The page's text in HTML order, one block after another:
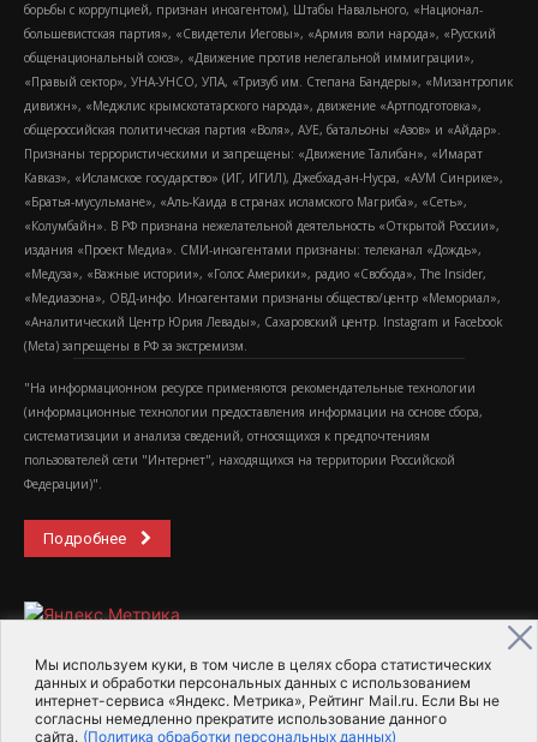
Мы используем куки, в том числе в целях сбора статистических
данных и обработки персональных данных с использованием
интернет-сервиса «Яндекс. Метрика», Рейтинг Mail.ru. Если Вы не
согласны немедленно прекратите использование данного
сайта. (Политика обработки персональных данных)
борьбы с коррупцией, признан иноагентом), Штабы Навального, «Национал-
большевистская партия», «Свидетели Иеговы», «Армия воли народа», «Русский
общенациональный союз», «Движение против нелегальной иммиграции»,
«Правый сектор», УНА-УНСО, УПА, «Тризуб им. Степана Бандеры», «Мизантропик
дивижн», «Меджлис крымскотатарского народа», движение «Артподготовка»,
общероссийская политическая партия «Воля», АУЕ, батальоны «Азов» и «Айдар».
Признаны террористическими и запрещены: «Движение Талибан», «Имарат
Кавказ», «Исламское государство» (ИГ, ИГИЛ), Джебхад-ан-Нусра, «АУМ Синрике»,
«Братья-мусульмане», «Аль-Каида в странах исламского Магриба», «Сеть»,
«Колумбайн». В РФ признана нежелательной деятельность «Открытой России»,
издания «Проект Медиа». СМИ-иноагентами признаны: телеканал «Дождь»,
«Медуза», «Важные истории», «Голос Америки», радио «Свобода», The Insider,
«Медиазона», ОВД-инфо. Иноагентами признаны общество/центр «Мемориал»,
«Аналитический Центр Юрия Левады», Сахаровский центр. Instagram и Facebook
(Metа) запрещены в РФ за экстремизм.
"На информационном ресурсе применяются рекомендательные технологии
(информационные технологии предоставления информации на основе сбора,
систематизации и анализа сведений, относящихся к предпочтениям
пользователей сети "Интернет", находящихся на территории Российской
Федерации)".
Подробнее
2015-2026- Информационное агентство МедиаПоток